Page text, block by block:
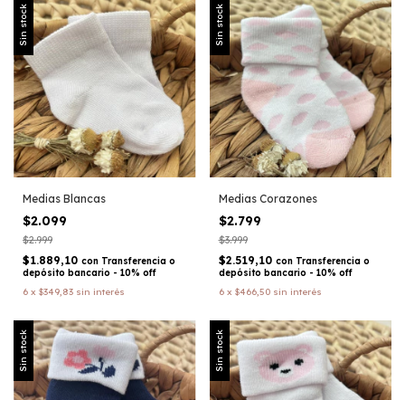
Sin stock
Medias Blancas
$2.099
$2.999
$1.889,10 con Transferencia o
depósito bancario - 10% off
6 x $349,83 sin interés
Sin stock
Medias Corazones
$2.799
$3.999
$2.519,10 con Transferencia o
depósito bancario - 10% off
6 x $466,50 sin interés
Sin stock Sin stock